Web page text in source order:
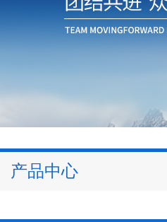
产品中心